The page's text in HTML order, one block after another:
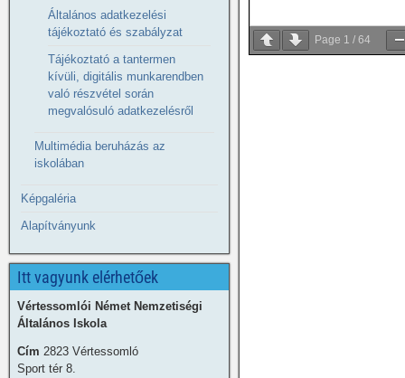
Page 1 / 64
Általános adatkezelési
tájékoztató és szabályzat
Tájékoztató a tantermen
kívüli, digitális munkarendben
való részvétel során
megvalósuló adatkezelésről
Multimédia beruházás az
iskolában
Képgaléria
Alapítványunk
Itt vagyunk elérhetőek
Vértessomlói Német Nemzetiségi
Általános Iskola
Cím 2823 Vértessomló
Sport tér 8.